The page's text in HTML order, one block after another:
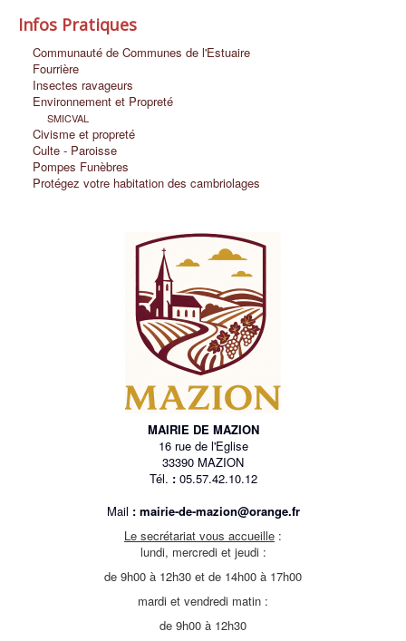
Infos Pratiques
Communauté de Communes de l'Estuaire
Fourrière
Insectes ravageurs
Environnement et Propreté
SMICVAL
Civisme et propreté
Culte - Paroisse
Pompes Funèbres
Protégez votre habitation des cambriolages
MAIRIE DE MAZION
16 rue de l'Eglise
33390 MAZION
Tél. :05.57.42.10.12
Mail : mairie-de-mazion@orange.fr
Le secrétariat vous accueille :
lundi, mercredi et jeudi :
de 9h00 à 12h30 et de 14h00 à 17h00
mardi et vendredi matin :
de 9h00 à 12h30